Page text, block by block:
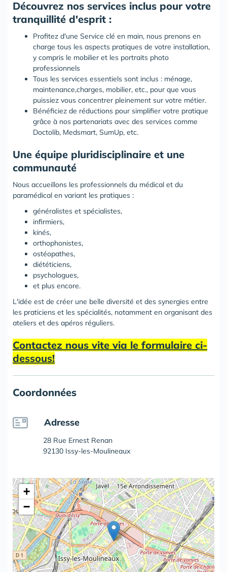
Découvrez nos services inclus pour votre
tranquillité d'esprit :
Profitez d'une Service clé en main, nous prenons en
charge tous les aspects pratiques de votre installation,
y compris le mobilier et les portraits photo
professionnels
Tous les services essentiels sont inclus : ménage,
maintenance,charges, mobilier, etc., pour que vous
puissiez vous concentrer pleinement sur votre métier.
Bénéficiez de réductions pour simplifier votre pratique
grâce à nos partenariats avec des services comme
Doctolib, Medsmart, SumUp, etc.
Une équipe pluridisciplinaire et une
communauté
Nous accueillons les professionnels du médical et du
paramédical en variant les pratiques :
généralistes et spécialistes,
infirmiers,
kinés,
orthophonistes,
ostéopathes,
diététiciens,
psychologues,
et plus encore.
L'idée est de créer une belle diversité et des synergies entre
les praticiens et les spécialités, notamment en organisant des
ateliers et des apéros réguliers.
Contactez nous vite via le formulaire ci-
dessous!
Coordonnées
Adresse
28 Rue Ernest Renan
92130 Issy-les-Moulineaux
+
−